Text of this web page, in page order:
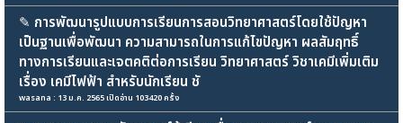
✎ การพัฒนารูปแบบการเรียนการสอนวิทยาศาสตร์โดยใช้ปัญหา
เป็นฐานเพื่อพัฒนา ความสามารถในการแก้ไขปัญหา ผลสัมฤทธิ์
ทางการเรียนและเจตคติต่อการเรียน วิทยาศาสตร์ วิชาเคมีเพิ่มเติม
เรื่อง เคมีไฟฟ้า สำหรับนักเรียน ชั
wasana : 13 ม.ค. 2565 เปิดอ่าน 103420 ครั้ง